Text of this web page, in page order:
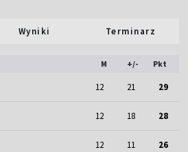
Wyniki Terminarz
M +/- Pkt
12 21 29
12 18 28
12 11 26